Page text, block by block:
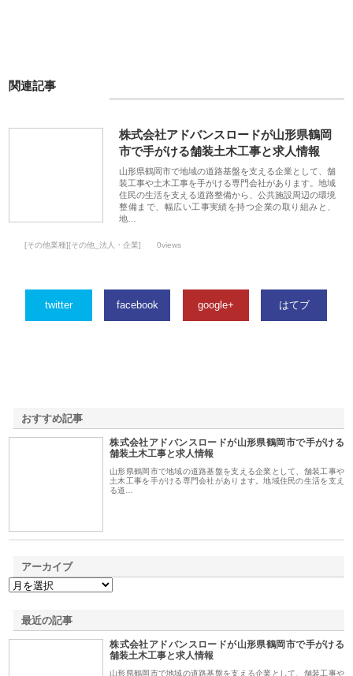
関連記事
株式会社アドバンスロードが山形県鶴岡
市で手がける舗装土木工事と求人情報
山形県鶴岡市で地域の道路基盤を支える企業として、舗
装工事や土木工事を手がける専門会社があります。地域
住民の生活を支える道路整備から、公共施設周辺の環境
整備まで、幅広い工事実績を持つ企業の取り組みと、
地…
[その他業種][その他_法人・企業] 0views
twitter facebook google+ はてブ
おすすめ記事
株式会社アドバンスロードが山形県鶴岡市で手がける
舗装土木工事と求人情報
山形県鶴岡市で地域の道路基盤を支える企業として、舗装工事や
土木工事を手がける専門会社があります。地域住民の生活を支え
る道…
アーカイブ
最近の記事
株式会社アドバンスロードが山形県鶴岡市で手がける
舗装土木工事と求人情報
山形県鶴岡市で地域の道路基盤を支える企業として、舗装工事や